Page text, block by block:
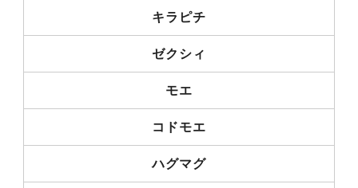
キラピチ
ゼクシィ
モエ
コドモエ
ハグマグ